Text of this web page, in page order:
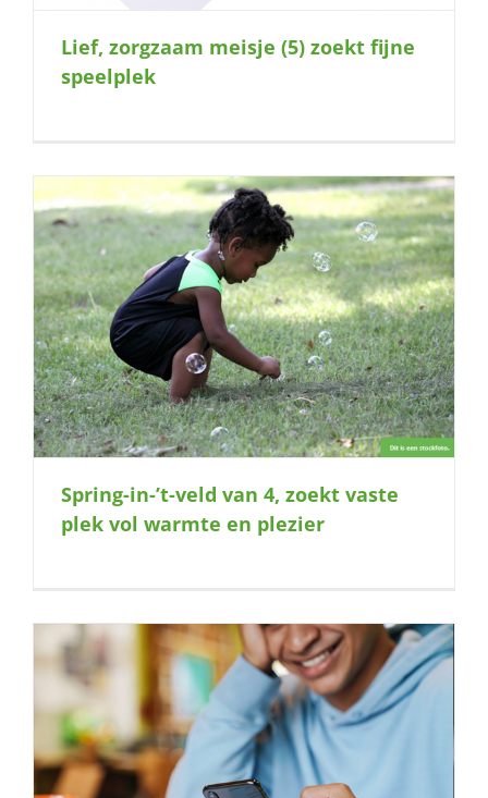
Lief, zorgzaam meisje (5) zoekt fijne
speelplek
Spring-in-’t-veld van 4, zoekt vaste
plek vol warmte en plezier